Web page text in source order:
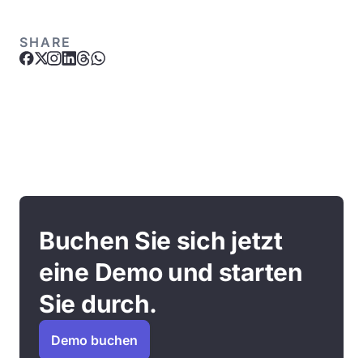
SHARE
Buchen Sie sich jetzt
eine Demo und starten
Sie durch.
Demo buchen